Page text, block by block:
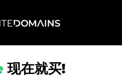
现在就买!